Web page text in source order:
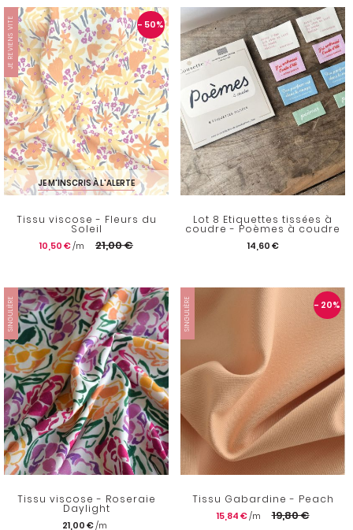
JE REVIENS VITE - 50%
JE M'INSCRIS À L'ALERTE
Tissu viscose - Fleurs du
Soleil
10,50 € 21,00 €
Lot 8 Etiquettes tissées à
coudre - Poèmes à coudre
14,60 €
SINGULIÈRE
Tissu viscose - Roseraie
Daylight
21,00 €
SINGULIÈRE - 20%
Tissu Gabardine - Peach
15,84 € 19,80 €